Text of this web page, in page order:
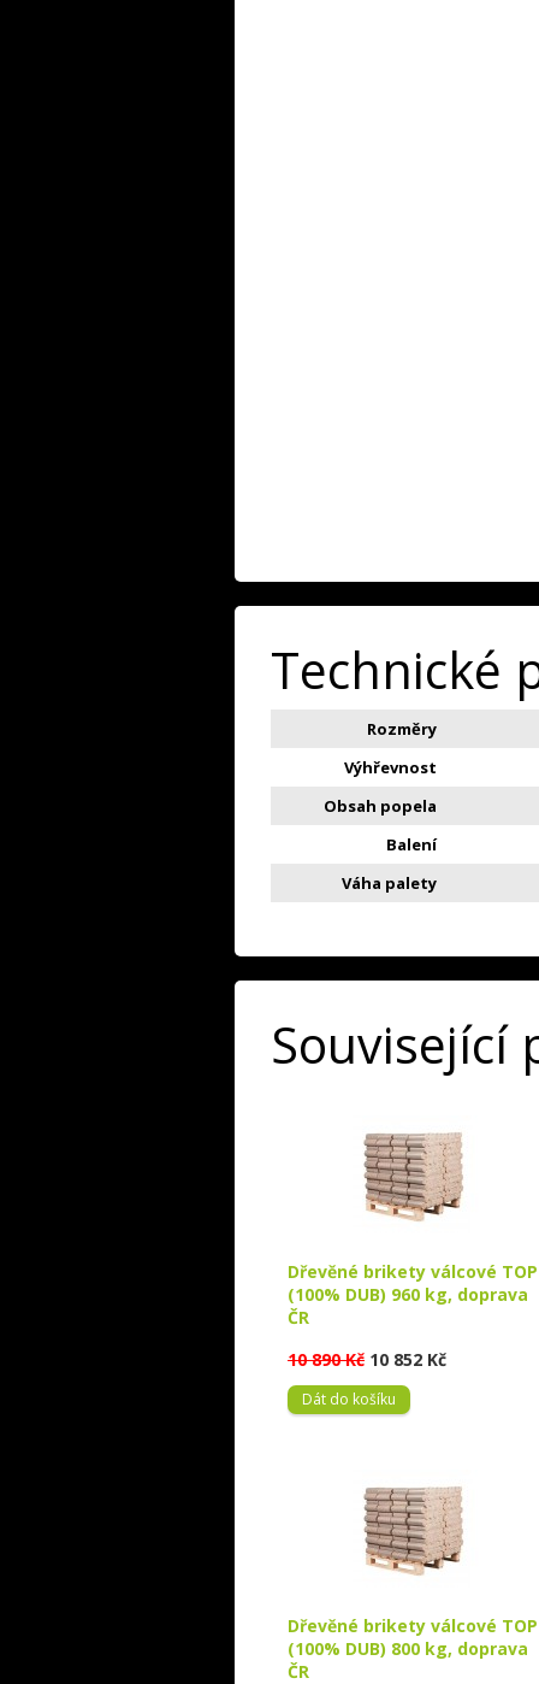
Technické
Rozměry
Výhřevnost
Obsah popela
Balení
Váha palety
Související
Dřevěné brikety válcové TOP
(100% DUB) 960 kg, doprava
ČR
10 890 Kč 10 852 Kč
Dát do košíku
Dřevěné brikety válcové TOP
(100% DUB) 800 kg, doprava
ČR